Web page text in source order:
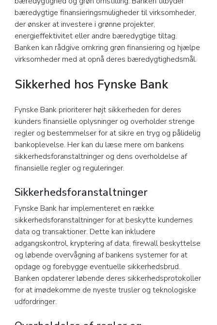
bæredygtige finansieringsmuligheder til virksomheder,
der ønsker at investere i grønne projekter,
energieffektivitet eller andre bæredygtige tiltag.
Banken kan rådgive omkring grøn finansiering og hjælpe
virksomheder med at opnå deres bæredygtighedsmål.
Sikkerhed hos Fynske Bank
Fynske Bank prioriterer højt sikkerheden for deres
kunders finansielle oplysninger og overholder strenge
regler og bestemmelser for at sikre en tryg og pålidelig
bankoplevelse. Her kan du læse mere om bankens
sikkerhedsforanstaltninger og dens overholdelse af
finansielle regler og reguleringer.
Sikkerhedsforanstaltninger
Fynske Bank har implementeret en række
sikkerhedsforanstaltninger for at beskytte kundernes
data og transaktioner. Dette kan inkludere
adgangskontrol, kryptering af data, firewall beskyttelse
og løbende overvågning af bankens systemer for at
opdage og forebygge eventuelle sikkerhedsbrud.
Banken opdaterer løbende deres sikkerhedsprotokoller
for at imødekomme de nyeste trusler og teknologiske
udfordringer.